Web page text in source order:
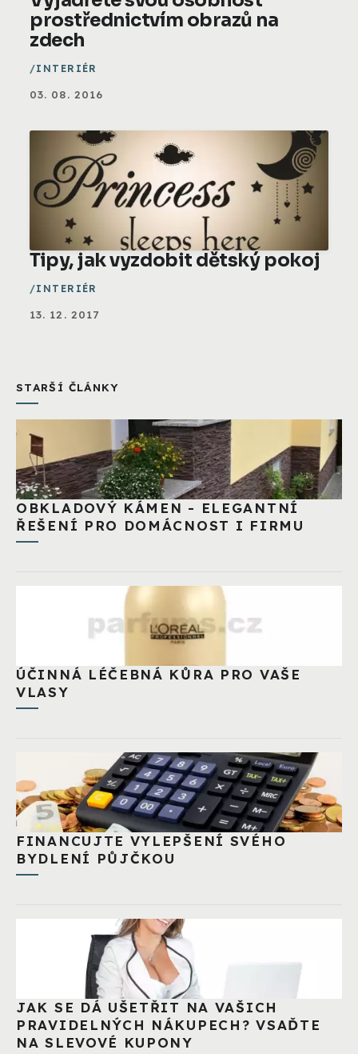
prostřednictvím obrazů na
zdech
INTERIÉR
03. 08. 2016
Tipy, jak vyzdobit dětský pokoj
INTERIÉR
13. 12. 2017
STARŠÍ ČLÁNKY
OBKLADOVÝ KÁMEN - ELEGANTNÍ
ŘEŠENÍ PRO DOMÁCNOST I FIRMU
ÚČINNÁ LÉČEBNÁ KŮRA PRO VAŠE
VLASY
FINANCUJTE VYLEPŠENÍ SVÉHO
BYDLENÍ PŮJČKOU
JAK SE DÁ UŠETŘIT NA VAŠICH
PRAVIDELNÝCH NÁKUPECH? VSAĎTE
NA SLEVOVÉ KUPONY